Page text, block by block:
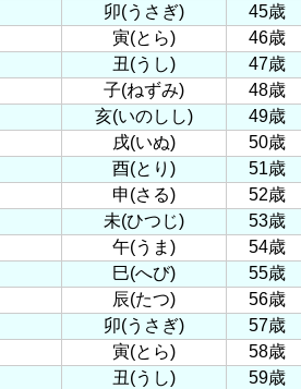
卯(うさぎ)
45歳
寅(とら)
46歳
丑(うし)
47歳
子(ねずみ)
48歳
亥(いのしし)
49歳
戌(いぬ)
50歳
酉(とり)
51歳
申(さる)
52歳
未(ひつじ)
53歳
午(うま)
54歳
巳(へび)
55歳
辰(たつ)
56歳
卯(うさぎ)
57歳
寅(とら)
58歳
丑(うし)
59歳